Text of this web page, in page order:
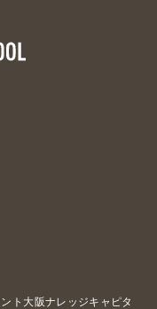
ト大阪ナレッジキャピタ